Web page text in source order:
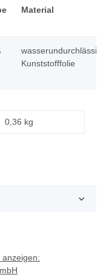
Material
wasserundurchlässige
Kunststofffolie
0,36 kg
anzeigen: